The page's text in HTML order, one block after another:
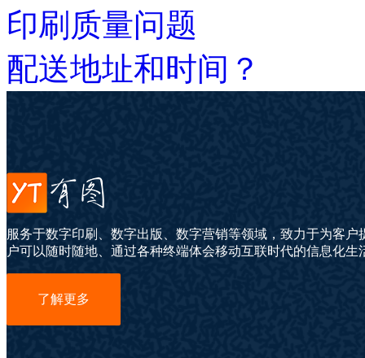
印刷质量问题
配送地址和时间？
服务于数字印刷、数字出版、数字营销等领域，致力于为客
户可以随时随地、通过各种终端体会移动互联时代的信息化生
了解更多